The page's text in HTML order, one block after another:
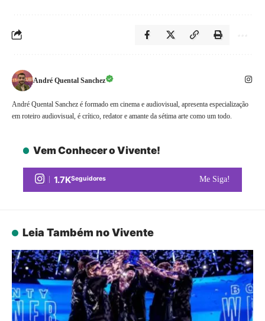
André Quental Sanchez
André Quental Sanchez é formado em cinema e audiovisual, apresenta especialização
em roteiro audiovisual, é crítico, redator e amante da sétima arte como um todo.
Vem Conhecer o Vivente!
1.7KSeguidores Me Siga!
Leia Também no Vivente